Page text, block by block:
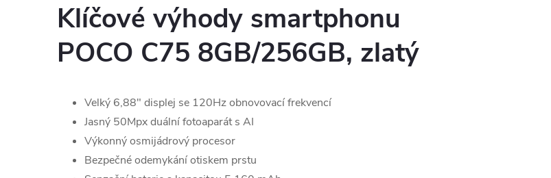
Klíčové výhody smartphonu
POCO C75 8GB/256GB, zlatý
Velký 6,88" displej se 120Hz obnovovací frekvencí
Jasný 50Mpx duální fotoaparát s AI
Výkonný osmijádrový procesor
Bezpečné odemykání otiskem prstu